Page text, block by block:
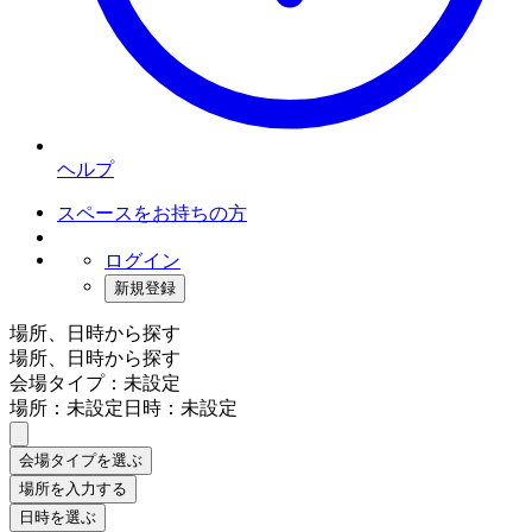
ヘルプ
スペースをお持ちの方
ログイン
新規登録
場所、日時から探す
場所、日時から探す
会場タイプ：未設定
場所：未設定日時：未設定
会場タイプを選ぶ
場所を入力する
日時を選ぶ